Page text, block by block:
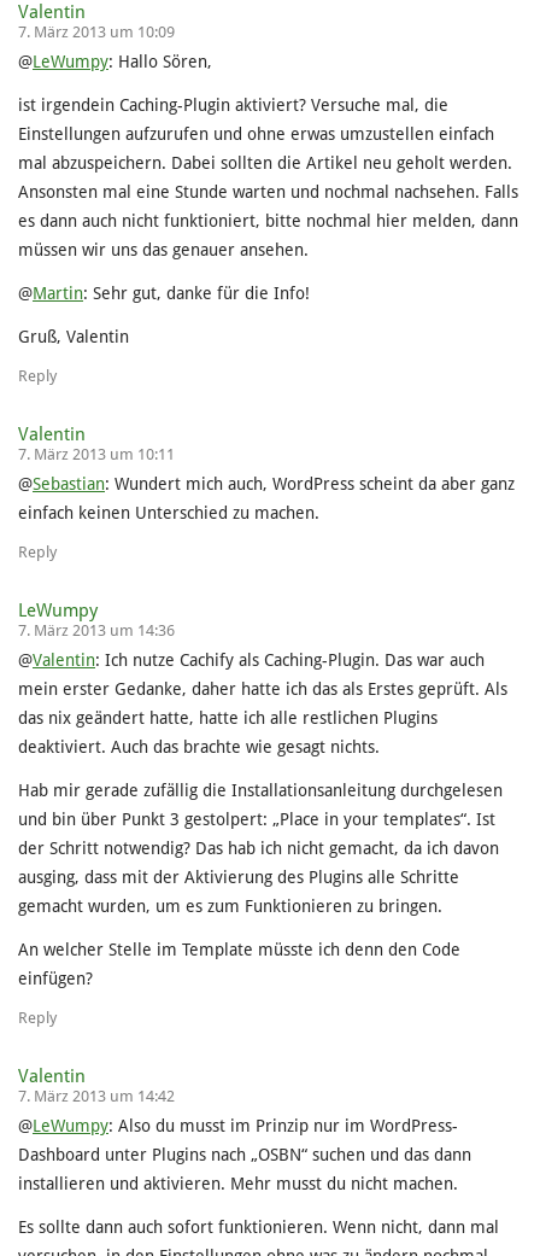
Valentin
7. März 2013 um 10:09
@LeWumpy: Hallo Sören,
ist irgendein Caching-Plugin aktiviert? Versuche mal, die
Einstellungen aufzurufen und ohne erwas umzustellen einfach
mal abzuspeichern. Dabei sollten die Artikel neu geholt werden.
Ansonsten mal eine Stunde warten und nochmal nachsehen. Falls
es dann auch nicht funktioniert, bitte nochmal hier melden, dann
müssen wir uns das genauer ansehen.
@Martin: Sehr gut, danke für die Info!
Gruß, Valentin
Reply
Valentin
7. März 2013 um 10:11
@Sebastian: Wundert mich auch, WordPress scheint da aber ganz
einfach keinen Unterschied zu machen.
Reply
LeWumpy
7. März 2013 um 14:36
@Valentin: Ich nutze Cachify als Caching-Plugin. Das war auch
mein erster Gedanke, daher hatte ich das als Erstes geprüft. Als
das nix geändert hatte, hatte ich alle restlichen Plugins
deaktiviert. Auch das brachte wie gesagt nichts.
Hab mir gerade zufällig die Installationsanleitung durchgelesen
und bin über Punkt 3 gestolpert: „Place in your templates“. Ist
der Schritt notwendig? Das hab ich nicht gemacht, da ich davon
ausging, dass mit der Aktivierung des Plugins alle Schritte
gemacht wurden, um es zum Funktionieren zu bringen.
An welcher Stelle im Template müsste ich denn den Code
einfügen?
Reply
Valentin
7. März 2013 um 14:42
@LeWumpy: Also du musst im Prinzip nur im WordPress-
Dashboard unter Plugins nach „OSBN“ suchen und das dann
installieren und aktivieren. Mehr musst du nicht machen.
Es sollte dann auch sofort funktionieren. Wenn nicht, dann mal